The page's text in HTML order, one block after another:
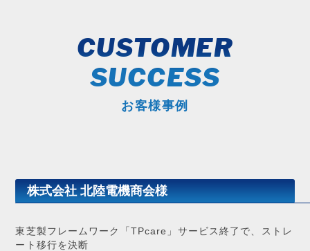
CUSTOMER
SUCCESS
お客様事例
株式会社 北陸電機商会様
東芝製フレームワーク「TPcare」サービス終了で、ストレ
ート移行を決断